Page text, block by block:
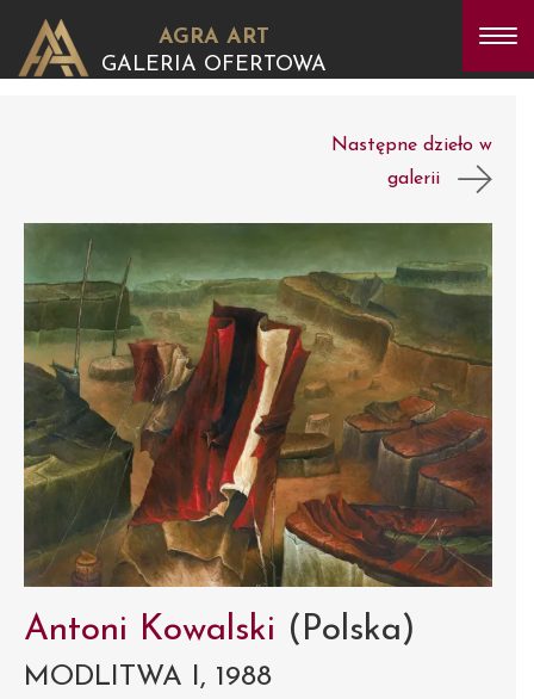
AGRA ART
GALERIA OFERTOWA
Następne dzieło w
galerii
Antoni Kowalski (Polska)
MODLITWA I, 1988